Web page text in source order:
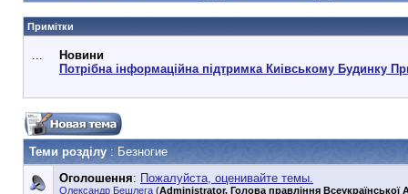
Примітки
...
Новини
Потрібна інформаційна підтримка Киівському Будинку
Теми розділу : Безногие
Оголошення: Пожалуйста, оценивайте темы.
Олександр Бешлега (Administrator. Голова правління Всеукраїнської